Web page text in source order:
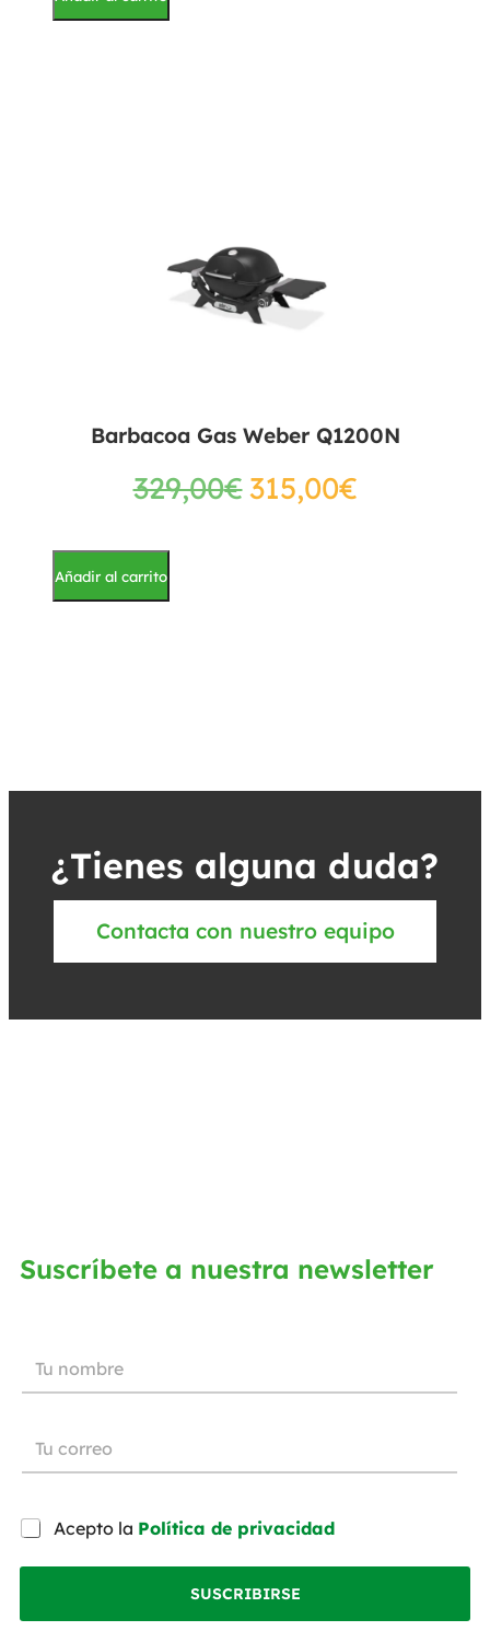
Barbacoa Gas Weber Q1200N
329,00€315,00€
Añadir al carrito
¿Tienes alguna duda?
Contacta con nuestro equipo
Suscríbete a nuestra newsletter
Acepto la Política de privacidad
SUSCRIBIRSE